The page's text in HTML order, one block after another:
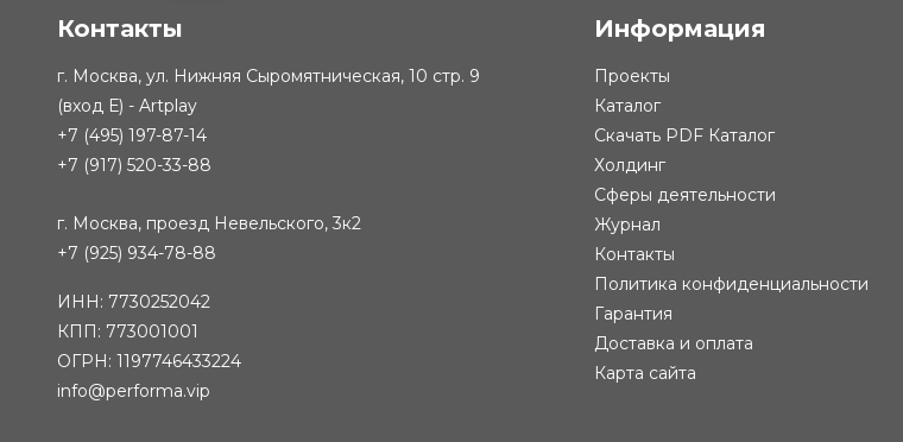
Контакты
г. Москва, ул. Нижняя Сыромятническая, 10 стр. 9
(вход Е) - Artplay
+7 (495) 197-87-14
+7 (917) 520-33-88
г. Москва, проезд Невельского, 3к2
+7 (925) 934-78-88
ИНН: 7730252042
КПП: 773001001
ОГРН: 1197746433224
info@performa.vip
Информация
Проекты
Каталог
Скачать PDF Каталог
Холдинг
Сферы деятельности
Журнал
Контакты
Политика конфиденциальности
Гарантия
Доставка и оплата
Карта сайта